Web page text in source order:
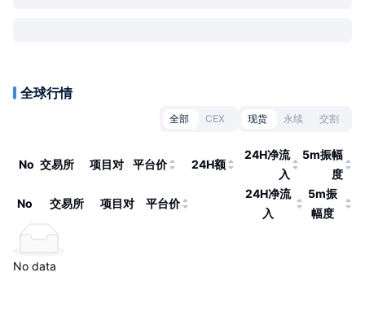
全球行情
全部 CEX 现货 永续 交割
No 交易所 项目对 平台价 24H额
24H净流
入
5m振幅
度
No 交易所 项目对 平台价
24H净流
入
5m振
幅度
No data